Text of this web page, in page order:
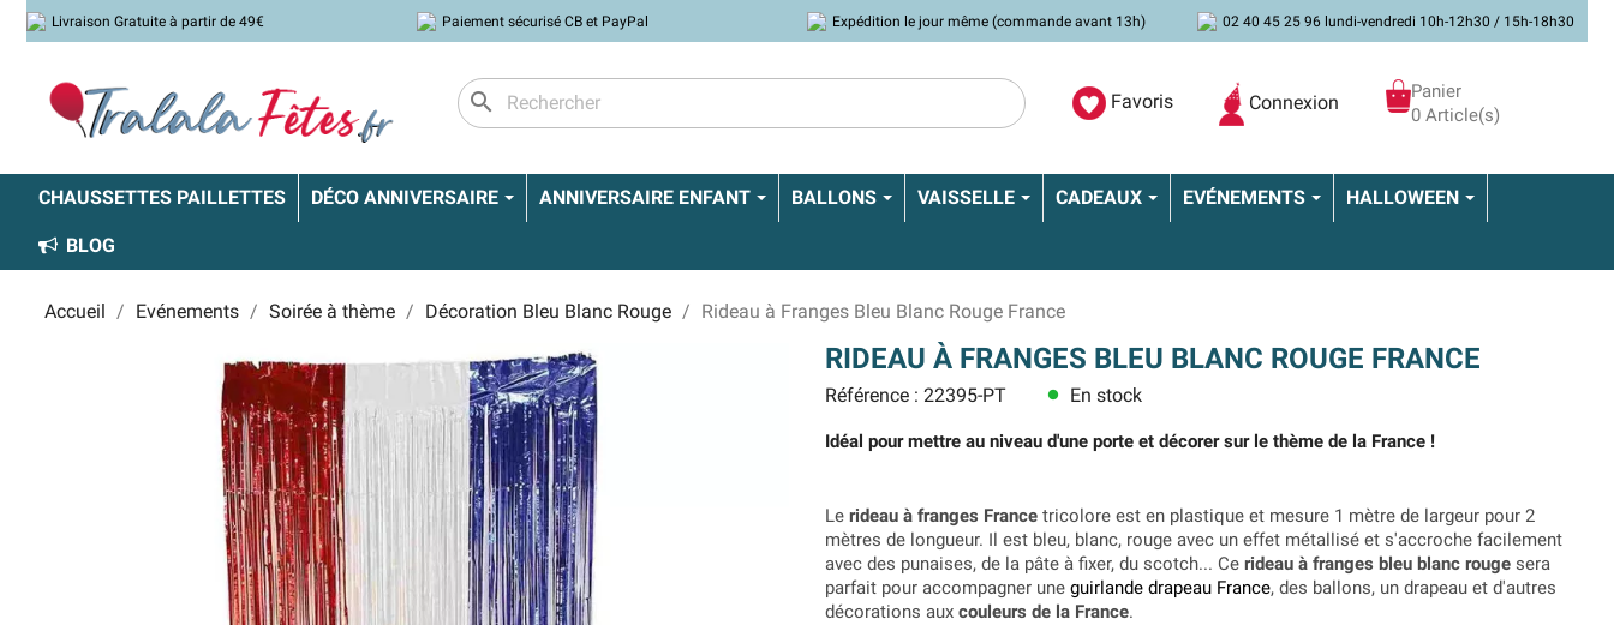
Livraison Gratuite à partir de 49€ Paiement sécurisé CB et PayPal Expédition le jour même (commande avant 13h) 02 40 45 25 96 lundi-vendredi 10h-12h30 / 15h-18h30
search Favoris Connexion
Panier
0 Article(s)
CHAUSSETTES PAILLETTES DÉCO ANNIVERSAIRE ANNIVERSAIRE ENFANT BALLONS VAISSELLE CADEAUX EVÉNEMENTS HALLOWEEN
BLOG
Accueil Evénements Soirée à thème Décoration Bleu Blanc Rouge Rideau à Franges Bleu Blanc Rouge France
RIDEAU À FRANGES BLEU BLANC ROUGE FRANCE
Référence : 22395-PT lens En stock
Idéal pour mettre au niveau d'une porte et décorer sur le thème de la France !
Le rideau à franges France tricolore est en plastique et mesure 1 mètre de largeur pour 2
mètres de longueur. Il est bleu, blanc, rouge avec un effet métallisé et s'accroche facilement
avec des punaises, de la pâte à fixer, du scotch... Ce rideau à franges bleu blanc rouge sera
parfait pour accompagner une guirlande drapeau France, des ballons, un drapeau et d'autres
décorations aux couleurs de la France.